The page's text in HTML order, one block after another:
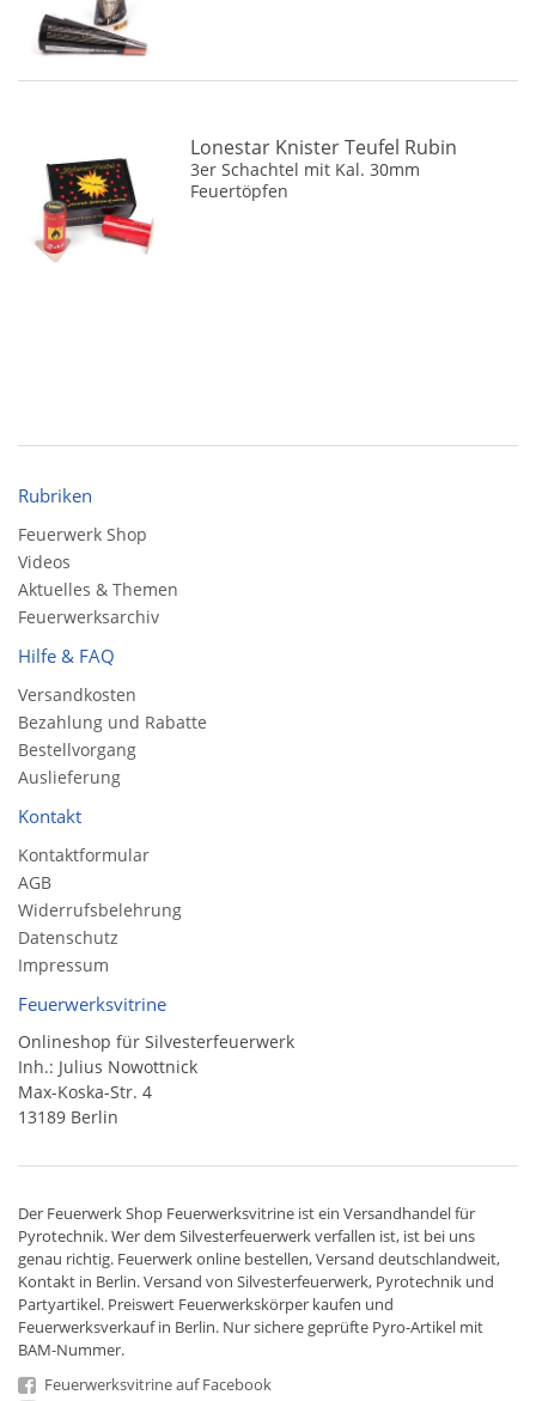
Lonestar Knister Teufel Rubin
3er Schachtel mit Kal. 30mm
Feuertöpfen
Rubriken
Feuerwerk Shop
Videos
Aktuelles & Themen
Feuerwerksarchiv
Hilfe & FAQ
Versandkosten
Bezahlung und Rabatte
Bestellvorgang
Auslieferung
Kontakt
Kontaktformular
AGB
Widerrufsbelehrung
Datenschutz
Impressum
Feuerwerksvitrine
Onlineshop für Silvesterfeuerwerk
Inh.: Julius Nowottnick
Max-Koska-Str. 4
13189 Berlin
Der Feuerwerk Shop Feuerwerksvitrine ist ein Versandhandelfür
Pyrotechnik. Wer dem Silvesterfeuerwerk verfallen ist, ist bei uns
genau richtig. Feuerwerk online bestellen,Versand deutschlandweit,
Kontakt in Berlin. Versand von Silvesterfeuerwerk, Pyrotechnik und
Partyartikel. Preiswert Feuerwerkskörper kaufen und
Feuerwerksverkauf in Berlin. Nur sichere geprüfte Pyro-Artikel mit
BAM-Nummer.
Feuerwerksvitrine auf Facebook